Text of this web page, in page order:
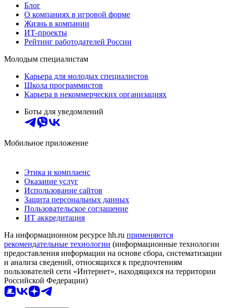
Блог
О компаниях в игровой форме
Жизнь в компании
ИТ-проекты
Рейтинг работодателей России
Молодым специалистам
Карьера для молодых специалистов
Школа программистов
Карьера в некоммерческих организациях
Боты для уведомлений
Мобильное приложение
Этика и комплаенс
Оказание услуг
Использование сайтов
Защита персональных данных
Пользовательское соглашение
ИТ аккредитация
На информационном ресурсе hh.ru применяются
рекомендательные технологии (информационные технологии
предоставления информации на основе сбора, систематизации
и анализа сведений, относящихся к предпочтениям
пользователей сети «Интернет», находящихся на территории
Российской Федерации)